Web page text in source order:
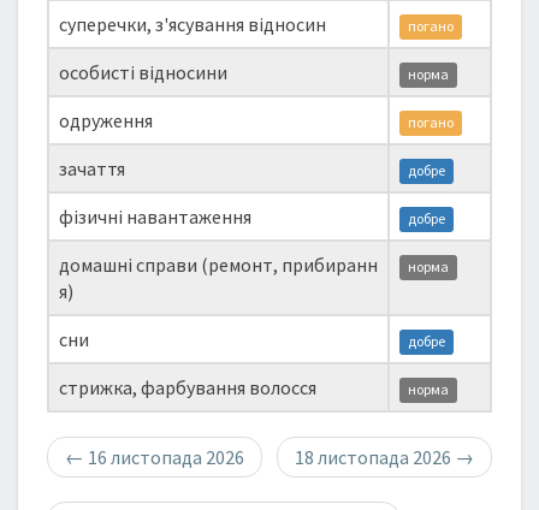
суперечки, з'ясування відносин погано
особисті відносини норма
одруження погано
зачаття добре
фізичні навантаження добре
домашні справи (ремонт, прибиранн
я)
норма
сни добре
стрижка, фарбування волосся норма
← 16 листопада 2026 18 листопада 2026 →